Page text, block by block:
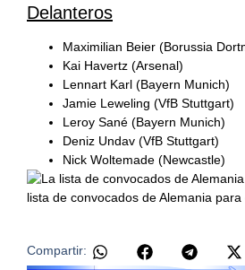
Delanteros
Maximilian Beier (Borussia
Kai Havertz (Arsenal)
Lennart Karl (Bayern Munich)
Jamie Leweling (VfB Stuttgart)
Leroy Sané (Bayern Munich)
Deniz Undav (VfB Stuttgart)
Nick Woltemade (Newcastle)
lista de convocados de Alemania para
Compartir: